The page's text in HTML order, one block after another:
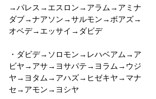
→パレス→エスロン→アラム→アミナ
ダブ→ナアソン→サルモン→ボアズ→
オベデ→エッサイ→ダビデ
・ダビデ→ソロモン→レハベアム→ア
ビヤ→アサ→ヨサパテ→ヨラム→ウジ
ヤ→ヨタム→アハズ→ヒゼキヤ→マナ
セ→アモン→ヨシヤ